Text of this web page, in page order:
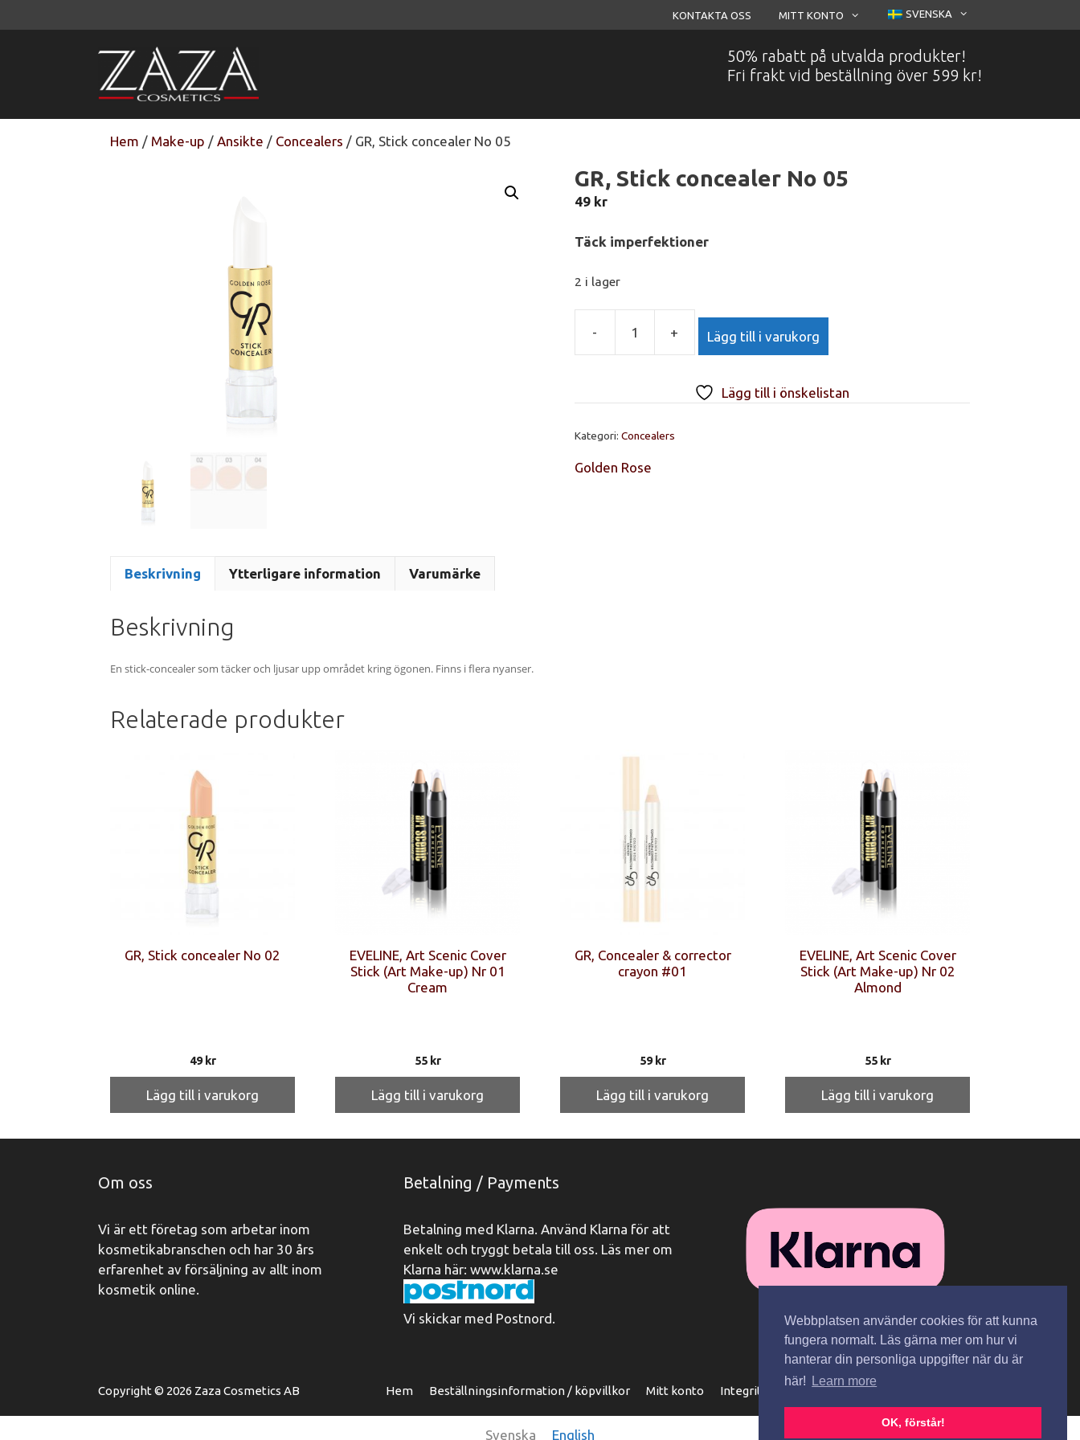
Webbplatsen använder cookies för att kunna
fungera normalt. Läs gärna mer om hur vi
hanterar din personliga uppgifter när du är
här!
Learn more
OK, förstår!
till
KONTAKTA OSS MITT KONTO SVENSKA
50% rabatt på utvalda produkter!
Fri frakt vid beställning över 599 kr!
Hem / Make-up / Ansikte / Concealers / GR, Stick concealer No 05
GR, Stick concealer No 05
49 kr
Täck imperfektioner
2 i lager
-
No
mängd
+ Lägg till i varukorg
Lägg till i önskelistan
Kategori: Concealers
Golden Rose
Beskrivning Ytterligare information Varumärke
Beskrivning
En stick-concealer som täcker och ljusar upp området kring ögonen. Finns i flera nyanser.
Relaterade produkter
GR, Stick concealer No 02
49kr
Lägg till i varukorg
EVELINE, Art Scenic Cover
Stick (Art Make-up) Nr 01
Cream
55 kr
Lägg till i varukorg
GR, Concealer & corrector
crayon #01
59kr
Lägg till i varukorg
EVELINE, Art Scenic Cover
Stick (Art Make-up) Nr 02
Almond
55 kr
Lägg till i varukorg
Om oss
Vi är ett företag som arbetar inom
kosmetikabranschen och har 30 års
erfarenhet av försäljning av allt inom
kosmetik online.
Betalning / Payments
Betalning med Klarna. Använd Klarna för att
enkelt och tryggt betala till oss. Läs mer om
Klarna här: www.klarna.se
Vi skickar med Postnord.
Hem Beställningsinformation / köpvillkor Mitt konto Integritetspolicy Spåra paket
Copyright © 2026 Zaza Cosmetics AB
Svenska English